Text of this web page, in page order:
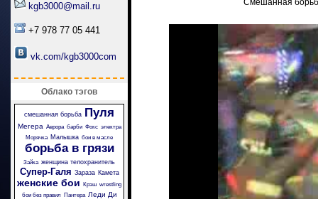
kgb3000@mail.ru
+7 978 77 05 441
vk.com/kgb3000com
Облако тэгов
смешанная борьба Пуля
Мегера Аврора барби Фокс электра
Морячка Малышка бои в масле
борьба в грязи
Зайка женщина телохранитель
Супер-Галя Зараза Камета
женские бои Крэш wrestling
бои без правил
Пантера Леди Ди
Смешанная